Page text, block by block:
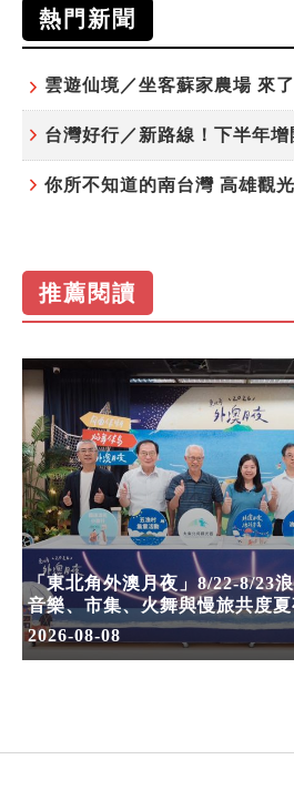
熱門新聞
雲遊仙境／坐客蘇家農場 來
你所不知道的南台灣 高雄觀
推薦閱讀
「東北角外澳月夜」8/22-8/23
音樂、市集、火舞與慢旅共度夏
2026-08-08